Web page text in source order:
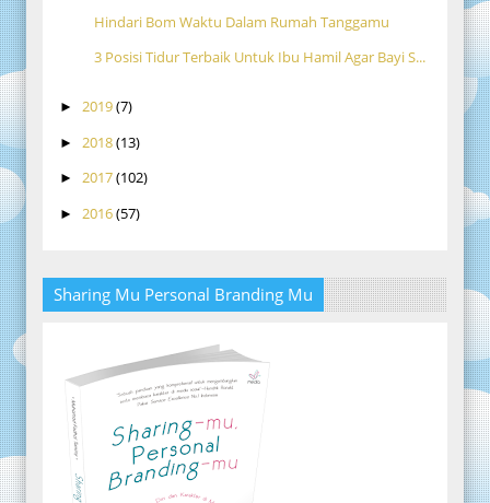
Hindari Bom Waktu Dalam Rumah Tanggamu
3 Posisi Tidur Terbaik Untuk Ibu Hamil Agar Bayi S...
► 2019(7)
► 2018(13)
► 2017(102)
► 2016(57)
Sharing Mu Personal Branding Mu